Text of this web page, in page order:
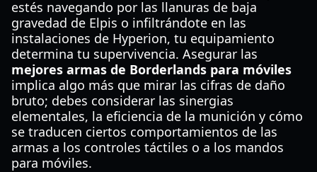
estés navegando por las llanuras de baja
gravedad de Elpis o infiltrándote en las
instalaciones de Hyperion, tu equipamiento
determina tu supervivencia. Asegurar las
mejores armas de Borderlands para móviles
implica algo más que mirar las cifras de daño
bruto; debes considerar las sinergias
elementales, la eficiencia de la munición y cómo
se traducen ciertos comportamientos de las
armas a los controles táctiles o a los mandos
para móviles.